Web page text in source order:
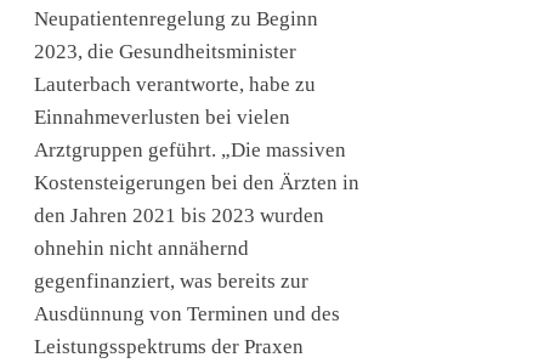
Neupatientenregelung zu Beginn
2023, die Gesundheitsminister
Lauterbach verantworte, habe zu
Einnahmeverlusten bei vielen
Arztgruppen geführt. „Die massiven
Kostensteigerungen bei den Ärzten in
den Jahren 2021 bis 2023 wurden
ohnehin nicht annähernd
gegenfinanziert, was bereits zur
Ausdünnung von Terminen und des
Leistungsspektrums der Praxen